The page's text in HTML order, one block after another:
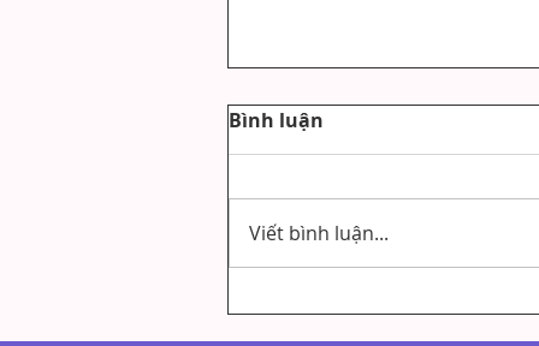
Kỹ Năng Lắng Nghe Cảm
Xúc Người Khác Là Gì?
Bình luận
Viết bình luận...